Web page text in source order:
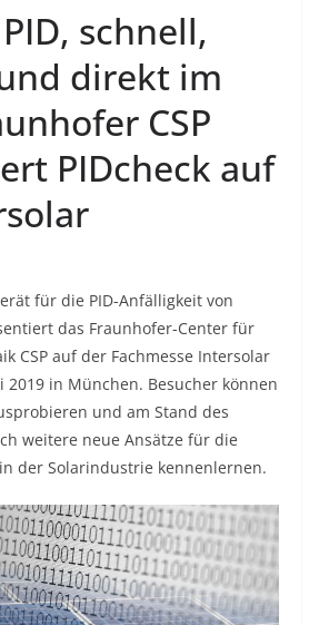
schnell,
direkt im
CSP
PIDcheck auf
für die PID-Anfälligkeit von
das Fraunhofer-Center für
CSP auf der Fachmesse Intersolar
2019 in München. Besucher können
und am Stand des
weitere neue Ansätze für die
der Solarindustrie kennenlernen.